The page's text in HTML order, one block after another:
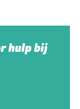
hulp bij